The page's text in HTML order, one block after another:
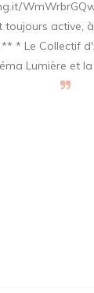
toujours active,
* Le Collectif
Lumière et